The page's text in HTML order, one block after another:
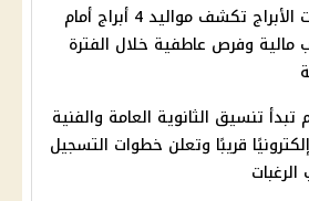
توقعات الأبراج تكشف مواليد 4 أبراج أمام
وفرص عاطفية خلال الفترة
تبدأ تنسيق الثانوية العامة والفنية
2026 إلكترونيًا قريبًا وتعلن خطوات التسجيل